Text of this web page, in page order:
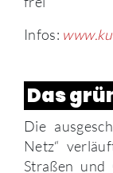
Infos:
Das
Die
Netz“
Straßen und